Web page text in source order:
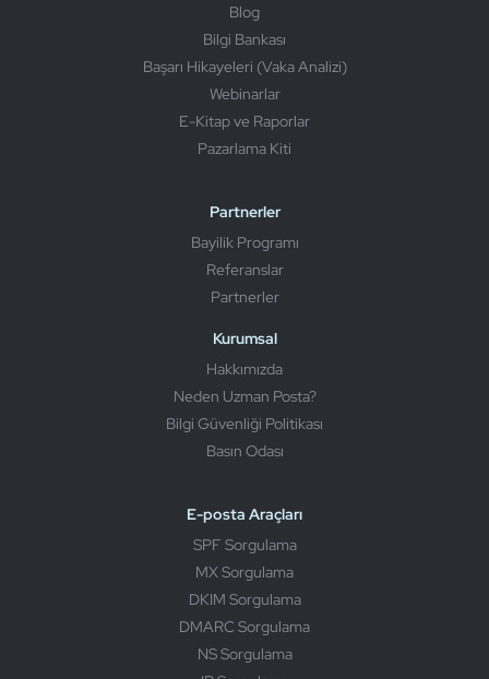
Blog
Bilgi Bankası
Başarı Hikayeleri (Vaka Analizi)
Webinarlar
E-Kitap ve Raporlar
Pazarlama Kiti
Partnerler
Bayilik Programı
Referanslar
Partnerler
Kurumsal
Hakkımızda
Neden Uzman Posta?
Bilgi Güvenliği Politikası
Basın Odası
E-posta Araçları
SPF Sorgulama
MX Sorgulama
DKIM Sorgulama
DMARC Sorgulama
NS Sorgulama